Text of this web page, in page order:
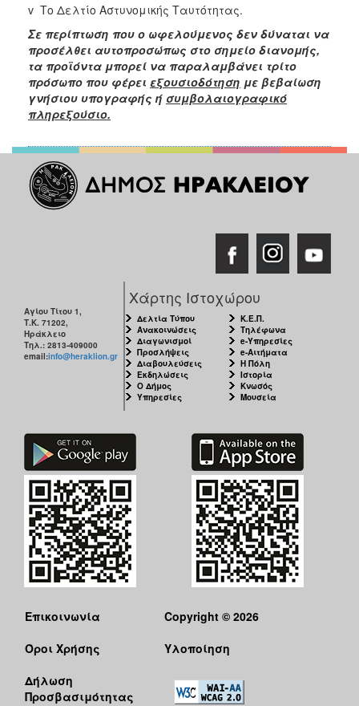
v Το Δελτίο Αστυνομικής Ταυτότητας.
Σε περίπτωση που ο ωφελούμενος δεν δύναται να
προσέλθει αυτοπροσώπως στο σημείο διανομής,
τα προϊόντα μπορεί να παραλαμβάνει τρίτο
πρόσωπο που φέρει εξουσιοδότηση με βεβαίωση
γνήσιου υπογραφής ή συμβολαιογραφικό
πληρεξούσιο.
Αγίου Τίτου 1,
Τ.Κ. 71202,
Ηράκλειο
Τηλ.: 2813-409000
email:info@heraklion.gr
Χάρτης Ιστοχώρου
Δελτία Τύπου
Ανακοινώσεις
Διαγωνισμοί
Προσλήψεις
Διαβουλεύσεις
Εκδηλώσεις
Ο Δήμος
Υπηρεσίες
Κ.Ε.Π.
Τηλέφωνα
e-Υπηρεσίες
e-Αιτήματα
Η Πόλη
Ιστορία
Κνωσός
Μουσεία
Επικοινωνία
Όροι Χρήσης
Δήλωση
Προσβασιμότητας
Copyright © 2026
Υλοποίηση